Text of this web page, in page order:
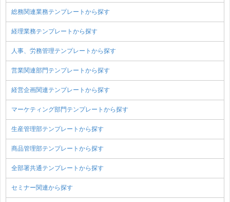
総務関連業務テンプレートから探す
経理業務テンプレートから探す
人事、労務管理テンプレートから探す
営業関連部門テンプレートから探す
経営企画関連テンプレートから探す
マーケティング部門テンプレートから探す
生産管理部テンプレートから探す
商品管理部テンプレートから探す
全部署共通テンプレートから探す
セミナー関連から探す